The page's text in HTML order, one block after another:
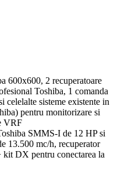
600x600, 2 recuperatoare
Toshiba, 1 comanda
celelalte sisteme existente in
pentru monitorizare si
VRF
SMMS-I de 12 HP si
13.500 mc/h, recuperator
DX pentru conectarea la